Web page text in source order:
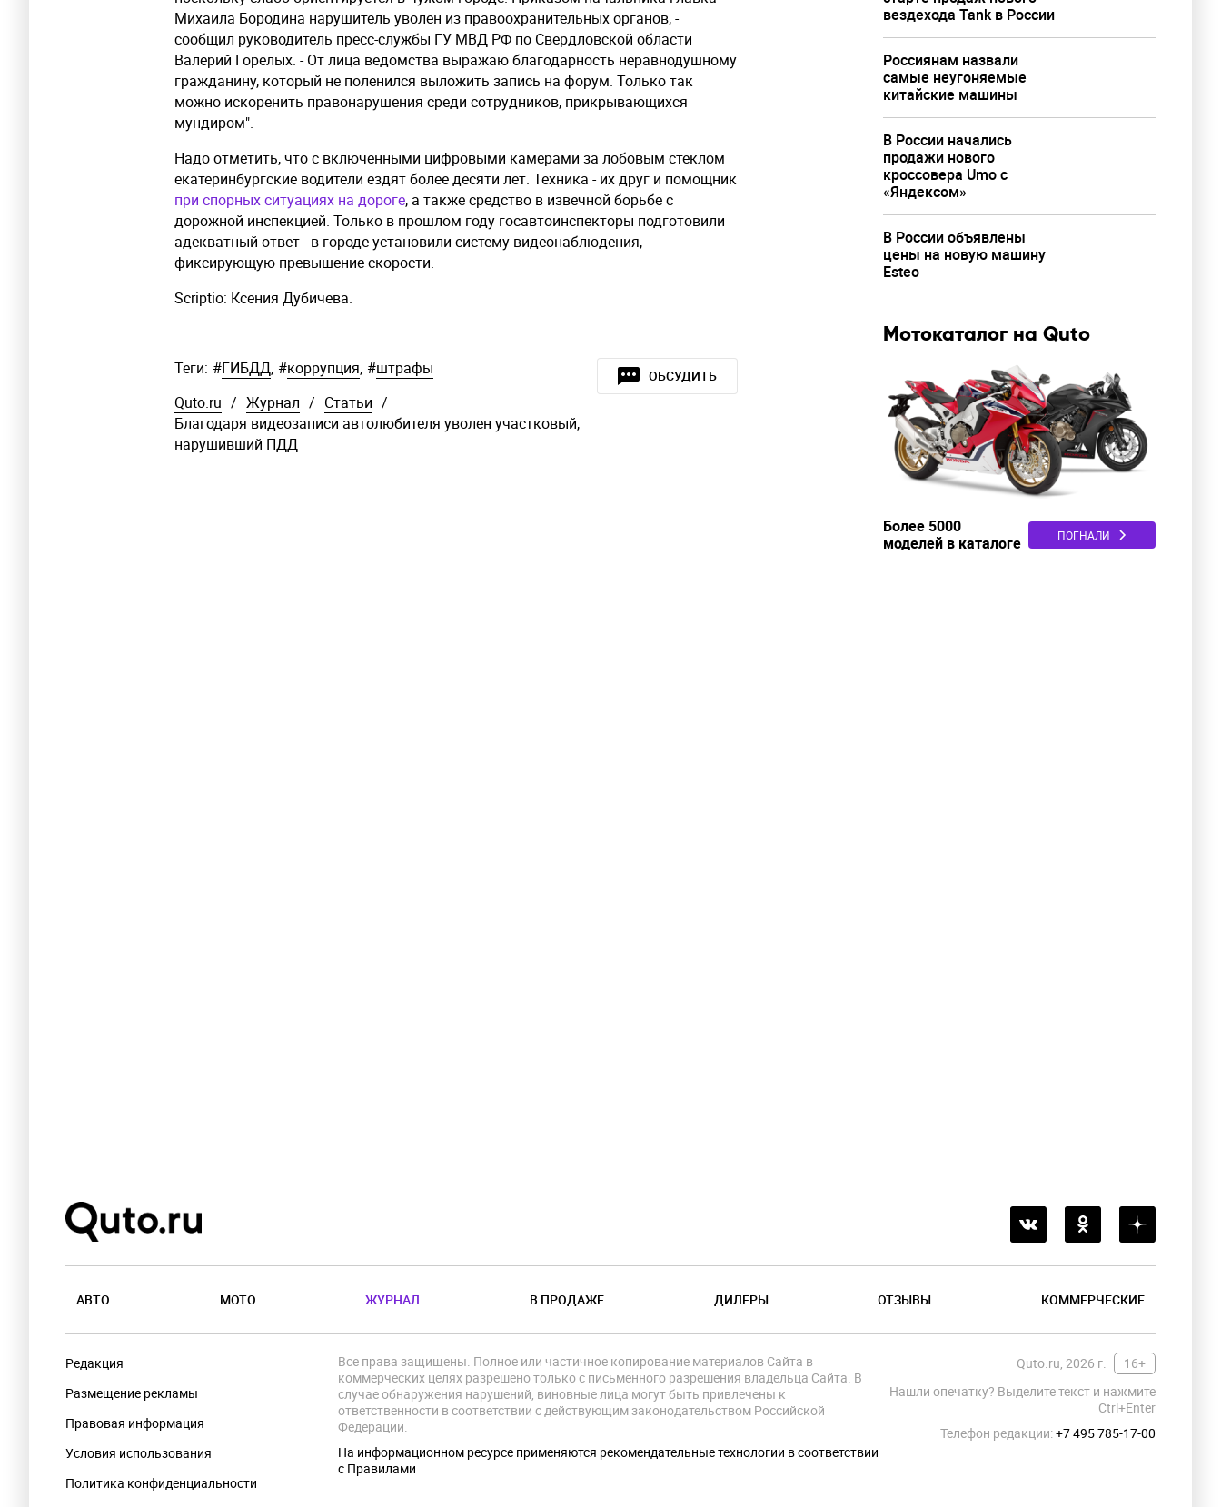
Михаила Бородина нарушитель уволен из правоохранительных органов, -
сообщил руководитель пресс-службы ГУ МВД РФ по Свердловской области
Валерий Горелых. - От лица ведомства выражаю благодарность неравнодушному
гражданину, который не поленился выложить запись на форум. Только так
можно искоренить правонарушения среди сотрудников, прикрывающихся
мундиром".
Надо отметить, что с включенными цифровыми камерами за лобовым стеклом
екатеринбургские водители ездят более десяти лет. Техника - их друг и помощник
при спорных ситуациях на дороге, а также средство в извечной борьбе с
дорожной инспекцией. Только в прошлом году госавтоинспекторы подготовили
адекватный ответ - в городе установили систему видеонаблюдения,
фиксирующую превышение скорости.
Scriptio: Ксения Дубичева.
ОБСУДИТЬ
Теги: #ГИБДД, #коррупция, #штрафы
Quto.ru / Журнал / Статьи /
Благодаря видеозаписи автолюбителя уволен участковый,
нарушивший ПДД
вездехода Tank в России
Россиянам назвали
самые неугоняемые
китайские машины
В России начались
продажи нового
кроссовера Umo с
«Яндексом»
В России объявлены
цены на новую машину
Esteo
Мотокаталог на Quto
Более 5000
моделей в каталоге
ПОГНАЛИ
АВТО МОТО ЖУРНАЛ В ПРОДАЖЕ ДИЛЕРЫ ОТЗЫВЫ КОММЕРЧЕСКИЕ
Редакция
Размещение рекламы
Правовая информация
Условия использования
Политика конфиденциальности
Quto.ru, 2026 г.
16+
Нашли опечатку? Выделите текст и нажмите
Ctrl+Enter
Телефон редакции:+7 495 785-17-00
Все права защищены. Полное или частичное копирование материалов Сайта в
коммерческих целях разрешено только с письменного разрешения владельца Сайта. В
случае обнаружения нарушений, виновные лица могут быть привлечены к
ответственности в соответствии с действующим законодательством Российской
Федерации.
На информационном ресурсе применяются рекомендательные технологии в соответствии
с Правилами